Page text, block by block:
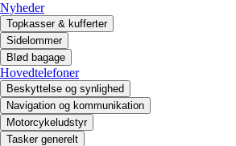
Nyheder
Topkasser & kufferter
Sidelommer
Blød bagage
Hovedtelefoner
Beskyttelse og synlighed
Navigation og kommunikation
Motorcykeludstyr
Tasker generelt